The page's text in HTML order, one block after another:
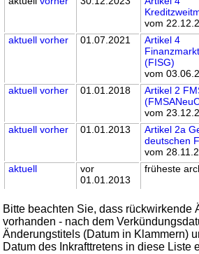
vom
aktuell vorher 01.07.2021
Artikel 4
(FISG)
vom
aktuell vorher 01.01.2018
Artikel 2
vom
aktuell vorher 01.01.2013
Artikel 2a
deutschen
vom
aktuell
vor
01.01.2013
früheste
Bitte beachten Sie, dass rückwirkende
vorhanden - nach dem
Änderungstitels (Datum in Klammern)
Datum des Inkrafttretens in diese Liste